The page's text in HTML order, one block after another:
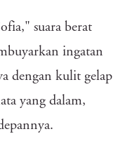
suara berat
ingatan
dengan kulit gelap
yang dalam,